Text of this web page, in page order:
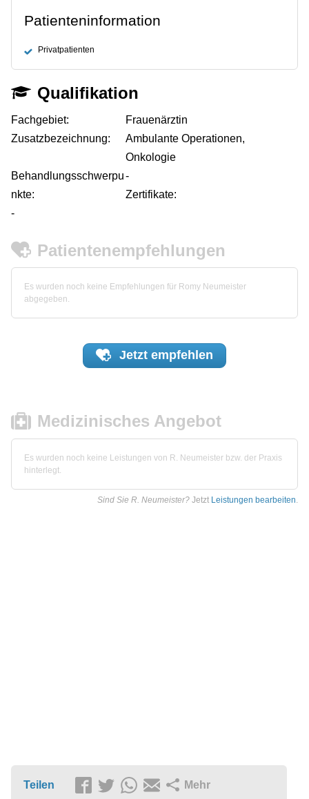
Patienteninformation
Privatpatienten
Qualifikation
Fachgebiet:
Frauenärztin
Zusatzbezeichnung:
Ambulante Operationen,
Onkologie
Behandlungsschwerpu
nkte:
-
Zertifikate:
-
Patientenempfehlungen
Es wurden noch keine Empfehlungen für Romy Neumeister
abgegeben.
Jetzt empfehlen
Medizinisches Angebot
Es wurden noch keine Leistungen von R. Neumeister bzw. der Praxis
hinterlegt.
Sind Sie R. Neumeister? Jetzt Leistungen bearbeiten.
Teilen Mehr